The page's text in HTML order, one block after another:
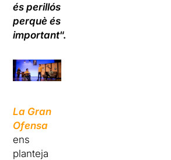
és perillós
perquè és
important“.
La Gran
Ofensa
ens
planteja